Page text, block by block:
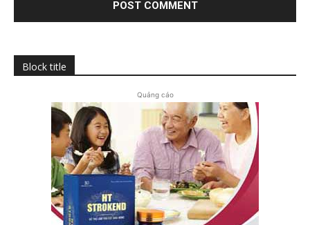
Block title
Quảng cáo